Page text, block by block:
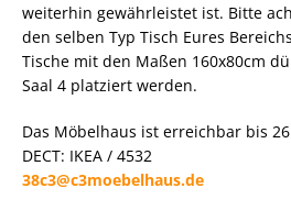
weiterhin gewährleistet ist. Bitte
den selben Typ Tisch Eures
Tische mit den Maßen 160x80cm
Saal 4 platziert werden.
Das Möbelhaus ist erreichbar bis
DECT: IKEA / 4532
38c3@c3moebelhaus.de